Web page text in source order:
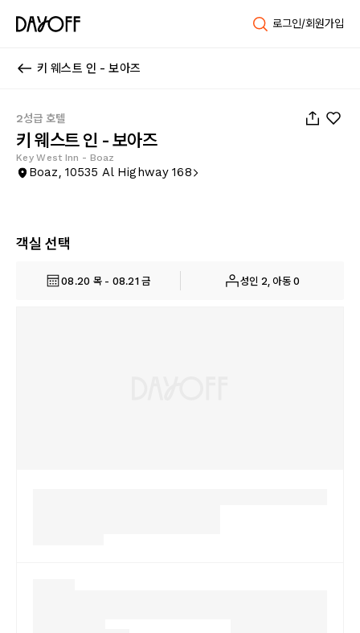
로그인/회원가입
키 웨스트 인 - 보아즈
2성급 호텔
키 웨스트 인 - 보아즈
Key West Inn - Boaz
Boaz, 10535 Al Highway 168
객실 선택
08.20 목 - 08.21 금 성인 2, 아동 0